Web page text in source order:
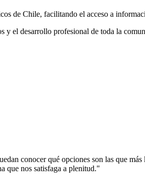
de Chile, facilitando el acceso a
y el desarrollo profesional de toda la
conocer qué opciones son las que
que nos satisfaga a plenitud."